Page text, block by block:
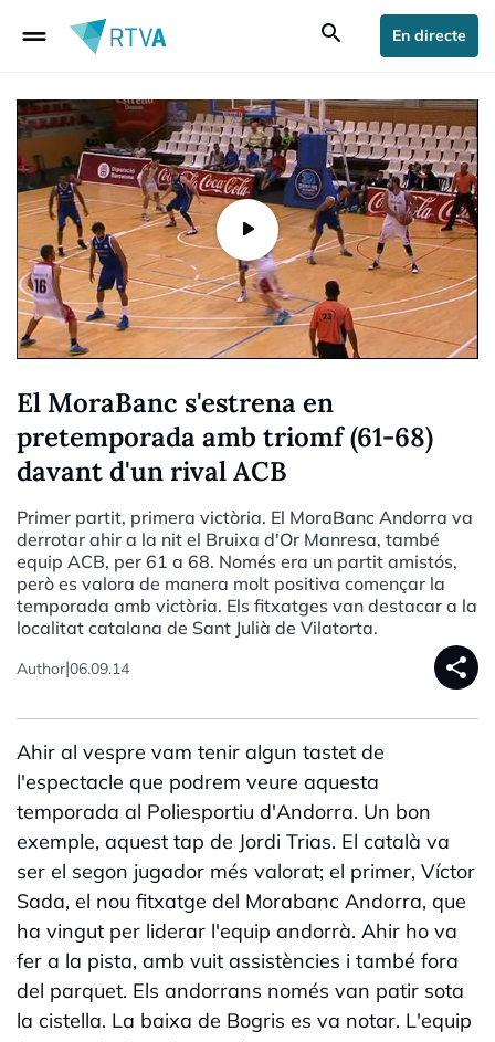
drag_handle search En directe
El MoraBanc s'estrena en
pretemporada amb triomf (61-68)
davant d'un rival ACB
Primer partit, primera victòria. El MoraBanc Andorra va
derrotar ahir a la nit el Bruixa d'Or Manresa, també
equip ACB, per 61 a 68. Només era un partit amistós,
però es valora de manera molt positiva començar la
temporada amb victòria. Els fitxatges van destacar a la
localitat catalana de Sant Julià de Vilatorta.
Author|06.09.14 share
Ahir al vespre vam tenir algun tastet de
l'espectacle que podrem veure aquesta
temporada al Poliesportiu d'Andorra. Un bon
exemple, aquest tap de Jordi Trias. El català va
ser el segon jugador més valorat; el primer, Víctor
Sada, el nou fitxatge del Morabanc Andorra, que
ha vingut per liderar l'equip andorrà. Ahir ho va
fer a la pista, amb vuit assistències i també fora
del parquet. Els andorrans només van patir sota
la cistella. La baixa de Bogris es va notar. L'equip